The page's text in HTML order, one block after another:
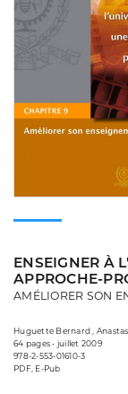
ENSEIGNER À
APPROCHE-
AMÉLIORER SON
Huguette Bernard ,
64 pages • juillet 2009
978-2-553-01610-3
PDF, E-Pub